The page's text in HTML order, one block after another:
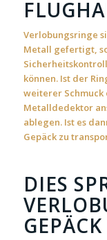
Verlobungsringe
Metall gefertigt,
können. Ist der
weiterer
Metalldedektor
ablegen. Ist es
Gepäck zu
DIES
GEPÄCK